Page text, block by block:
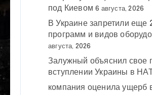
под Киевом 6 августа, 2026
В Украине запретили еще
программ и видов
августа, 2026
Залужный объяснил свое
вступлении Украины в
компания оценила ущерб